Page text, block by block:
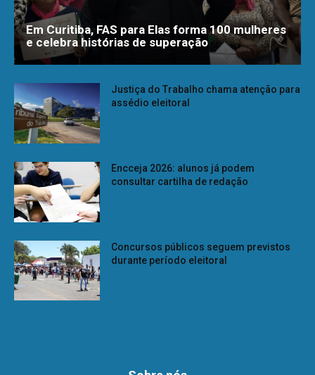
Em Curitiba, FAS para Elas forma 100 mulheres
e celebra histórias de superação
Justiça do Trabalho chama atenção para
assédio eleitoral
Encceja 2026: alunos já podem
consultar cartilha de redação
Concursos públicos seguem previstos
durante período eleitoral